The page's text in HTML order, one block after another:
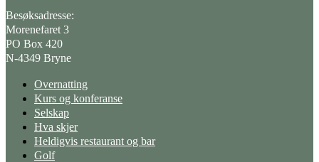
Besøksadresse:
Morenefaret 3
PO Box 420
N-4349 Bryne
Overnatting
Kurs og konferanse
Selskap
Hva skjer
Heldigvis restaurant og bar
Golf